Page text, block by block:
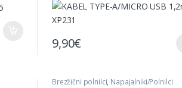
9,90€
Brezžični polnilci, Napajalniki/Polnilci